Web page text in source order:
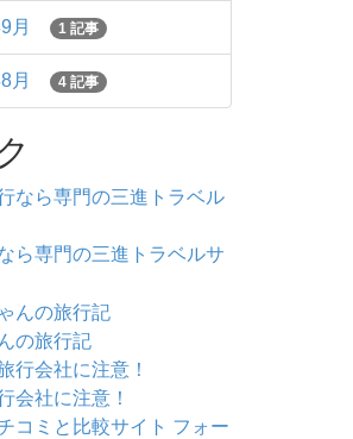
9月 1 記事
8月 4 記事
ら専門の三進トラベルサ
の旅行記
会社に注意！
コミと比較サイト フォー